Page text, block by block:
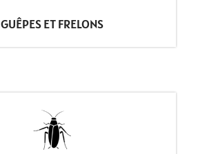
GUÊPES ET FRELONS